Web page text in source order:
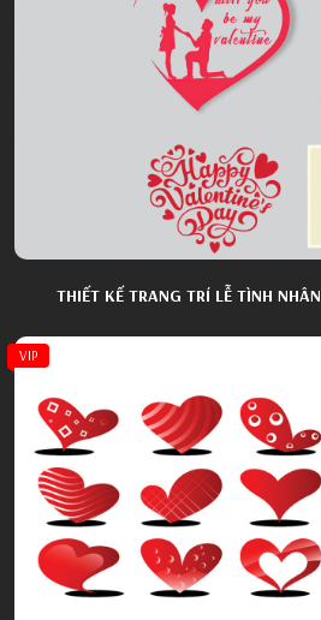
THIẾT KẾ TRANG TRÍ LỄ TÌNH
VIP